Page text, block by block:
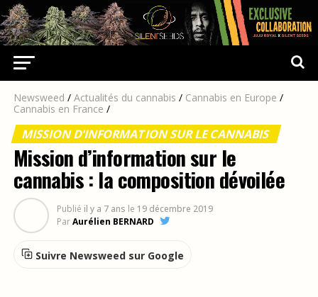
Newsweed / Actualités du cannabis / Cannabis en Europe /
Cannabis en France /
MISSION D'INFORMATION SUR LE CANNABIS
Mission d’information sur le
cannabis : la composition dévoilée
Publié il y a 7 ans le 19 décembre 2019
ParAurélien BERNARD
Suivre Newsweed sur Google